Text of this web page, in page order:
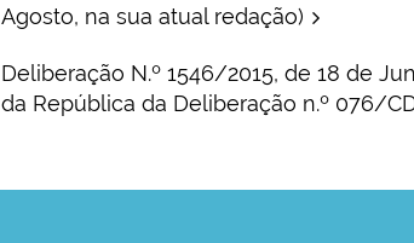
Agosto, na sua atual redação)
Deliberação N.º 1546/2015, de 18 de
da República da Deliberação n.º 076/